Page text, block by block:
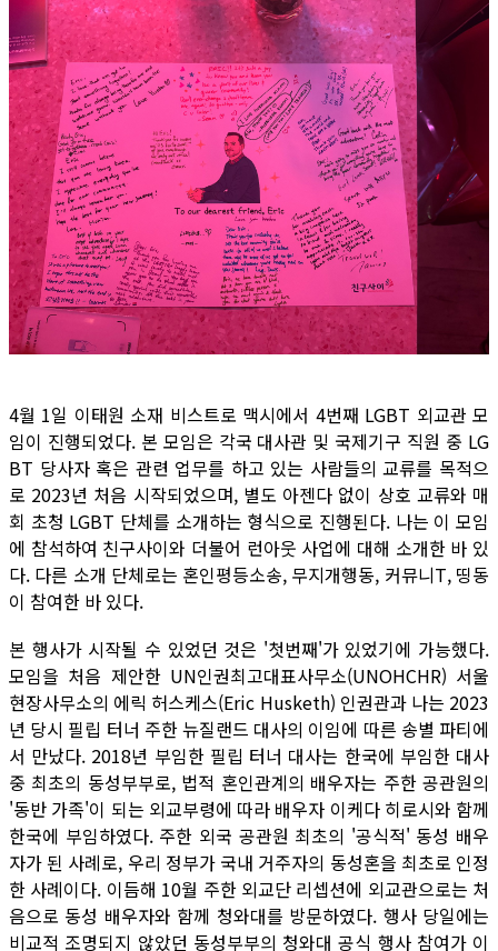
4월 1일 이태원 소재 비스트로 맥시에서 4번째 LGBT 외교관 모
임이 진행되었다. 본 모임은 각국 대사관 및 국제기구 직원 중 LG
BT 당사자 혹은 관련 업무를 하고 있는 사람들의 교류를 목적으
로 2023년 처음 시작되었으며, 별도 아젠다 없이 상호 교류와 매
회 초청 LGBT 단체를 소개하는 형식으로 진행된다. 나는 이 모임
에 참석하여 친구사이와 더불어 런아웃 사업에 대해 소개한 바 있
다. 다른 소개 단체로는 혼인평등소송, 무지개행동, 커뮤니T, 띵동
이 참여한 바 있다.
본 행사가 시작될 수 있었던 것은 '첫번째'가 있었기에 가능했다.
모임을 처음 제안한 UN인권최고대표사무소(UNOHCHR) 서울
현장사무소의 에릭 허스케스(Eric Husketh) 인권관과 나는 2023
년 당시 필립 터너 주한 뉴질랜드 대사의 이임에 따른 송별 파티에
서 만났다. 2018년 부임한 필립 터너 대사는 한국에 부임한 대사
중 최초의 동성부부로, 법적 혼인관계의 배우자는 주한 공관원의
'동반 가족'이 되는 외교부령에 따라 배우자 이케다 히로시와 함께
한국에 부임하였다. 주한 외국 공관원 최초의 '공식적' 동성 배우
자가 된 사례로, 우리 정부가 국내 거주자의 동성혼을 최초로 인정
한 사례이다. 이듬해 10월 주한 외교단 리셉션에 외교관으로는 처
음으로 동성 배우자와 함께 청와대를 방문하였다. 행사 당일에는
비교적 조명되지 않았던 동성부부의 청와대 공식 행사 참여가 이